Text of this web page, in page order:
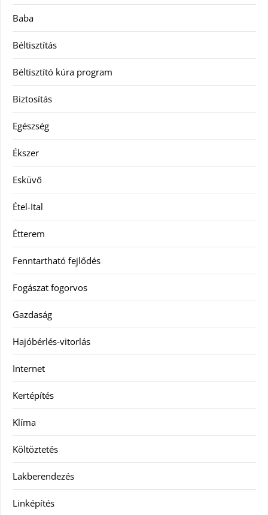
Baba
Béltisztítás
Béltisztító kúra program
Biztosítás
Egészség
Ékszer
Esküvő
Étel-Ital
Étterem
Fenntartható fejlődés
Fogászat fogorvos
Gazdaság
Hajóbérlés-vitorlás
Internet
Kertépítés
Klíma
Költöztetés
Lakberendezés
Linképítés